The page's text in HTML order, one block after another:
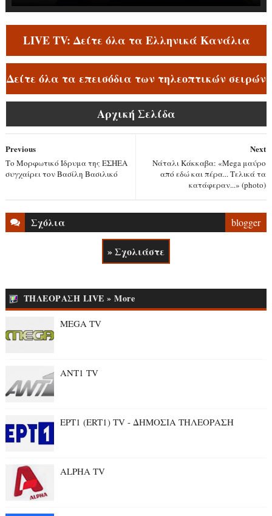
LIVE TV: Δείτε όλα τα Ελληνικά Κανάλια
Δείτε όλα τα επεισόδια των τηλεοπτικών σειρών
Αρχική Σελίδα
Next
Νάταλι Κάκκαβα: «Mega μαύρο
από εδώ και πέρα... Τελικά τα
κατάφεραν...» (photo)
Previous
Το Μορφωτικό Ίδρυμα της ΕΣΗΕΑ
συγχαίρει τον Βασίλη Βασιλικό
Σχόλια blogger
» Σχολιάστε
ΤΗΛΕΟΡΑΣΗ LIVE » More
MEGA TV
ANT1 TV
ΕΡΤ1 (ERT1) TV - ΔΗΜΟΣΙΑ ΤΗΛΕΟΡΑΣΗ
ALPHA TV